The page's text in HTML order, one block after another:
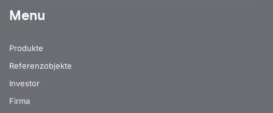
Menu
Produkte
Referenzobjekte
Investor
Firma